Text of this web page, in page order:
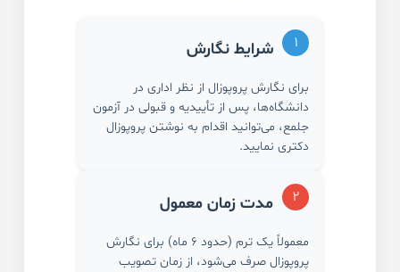
۱ شرایط نگارش
برای نگارش پروپوزال از نظر اداری در
دانشگاه‌ها، پس از تأییدیه و قبولی در آزمون
جلمع، می‌توانید اقدام به نوشتن پروپوزال
دکتری نمایید.
۲ مدت زمان معمول
معمولاً یک ترم (حدود ۶ ماه) برای نگارش
پروپوزال صرف می‌شود، از زمان تصویب